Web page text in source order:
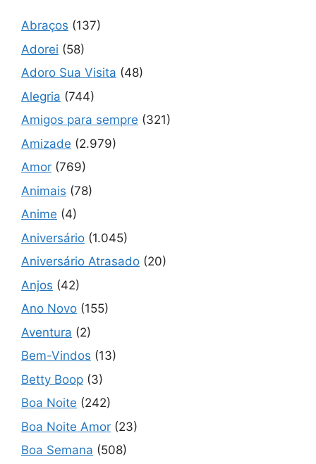
Abraços (137)
Adorei (58)
Adoro Sua Visita (48)
Alegria (744)
Amigos para sempre (321)
Amizade (2.979)
Amor (769)
Animais (78)
Anime (4)
Aniversário (1.045)
Aniversário Atrasado (20)
Anjos (42)
Ano Novo (155)
Aventura (2)
Bem-Vindos (13)
Betty Boop (3)
Boa Noite (242)
Boa Noite Amor (23)
Boa Semana (508)